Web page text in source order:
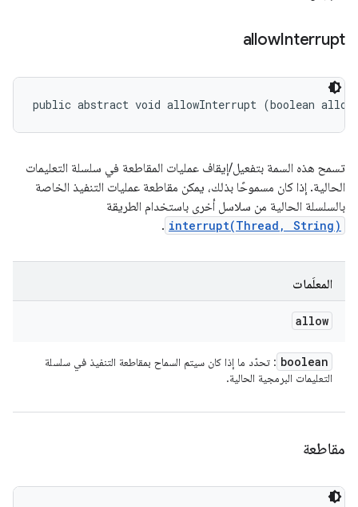
allowInterrupt
public abstract void allowInterrupt (boolean
تسمح هذه السمة بتفعيل/إيقاف عمليات المقاطعة في سلسلة التعليمات
الحالية. إذا كان مسموحًا بذلك، يمكن مقاطعة عمليات التنفيذ الخاصة
بالسلسلة الحالية من سلاسل أخرى باستخدام الطريقة
interrupt(Thread, String)
.
المعلَمات
allow
boolean : تحدّد ما إذا كان سيتم السماح بمقاطعة التنفيذ في سلسلة
التعليمات البرمجية الحالية.
مقاطعة